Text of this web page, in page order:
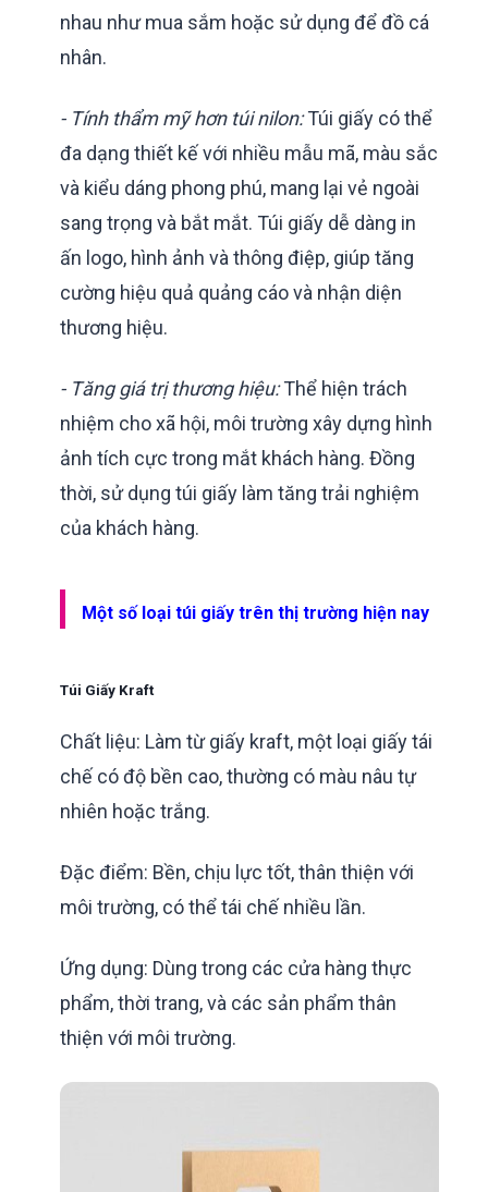
nhau như mua sắm hoặc sử dụng để đồ cá
nhân.
- Tính thẩm mỹ hơn túi nilon:Túi giấy có thể
đa dạng thiết kế với nhiều mẫu mã, màu sắc
và kiểu dáng phong phú, mang lại vẻ ngoài
sang trọng và bắt mắt. Túi giấy dễ dàng in
ấn logo, hình ảnh và thông điệp, giúp tăng
cường hiệu quả quảng cáo và nhận diện
thương hiệu.
- Tăng giá trị thương hiệu:Thể hiện trách
nhiệm cho xã hội, môi trường xây dựng hình
ảnh tích cực trong mắt khách hàng. Đồng
thời, sử dụng túi giấy làm tăng trải nghiệm
của khách hàng.
Một số loại túi giấy trên thị trường hiện nay
Túi Giấy Kraft
Chất liệu: Làm từ giấy kraft, một loại giấy tái
chế có độ bền cao, thường có màu nâu tự
nhiên hoặc trắng.
Đặc điểm: Bền, chịu lực tốt, thân thiện với
môi trường, có thể tái chế nhiều lần.
Ứng dụng: Dùng trong các cửa hàng thực
phẩm, thời trang, và các sản phẩm thân
thiện với môi trường.